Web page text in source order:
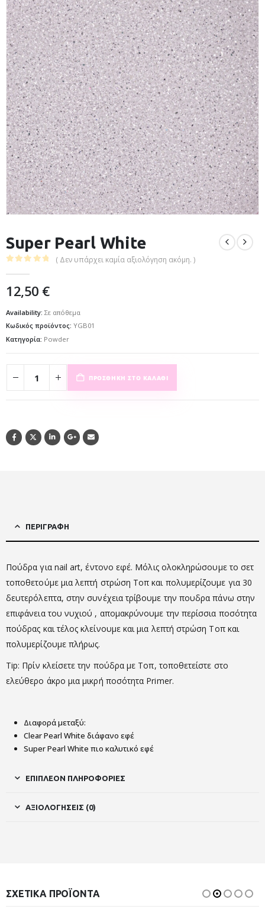
Super Pearl White
( Δεν υπάρχει καμία αξιολόγηση ακόμη. )
12,50 €
Availability: Σε απόθεμα
Κωδικός προϊόντος: YGB01
Κατηγορία: Powder
ΠΡΟΣΘΉΚΗ ΣΤΟ ΚΑΛΆΘΙ
ΠΕΡΙΓΡΑΦΉ
Πούδρα για nail art, έντονο εφέ. Μόλις ολοκληρώσουμε το σετ
τοποθετούμε μια λεπτή στρώση Τοπ και πολυμερίζουμε για 30
δευτερόλεπτα, στην συνέχεια τρίβουμε την πουδρα πάνω στην
επιφάνεια του νυχιού , απομακρύνουμε την περίσσια ποσότητα
πούδρας και τέλος κλείνουμε και μια λεπτή στρώση Τοπ και
πολυμερίζουμε πλήρως.
Tip: Πρίν κλείσετε την πούδρα με Τοπ, τοποθετείστε στο
ελεύθερο άκρο μια μικρή ποσότητα Primer.
Διαφορά μεταξύ:
Clear Pearl White διάφανο εφέ
Super Pearl White πιο καλυτικό εφέ
ΕΠΙΠΛΈΟΝ ΠΛΗΡΟΦΟΡΊΕΣ
ΑΞΙΟΛΟΓΉΣΕΙΣ (0)
ΣΧΕΤΙΚΆ ΠΡΟΪΌΝΤΑ